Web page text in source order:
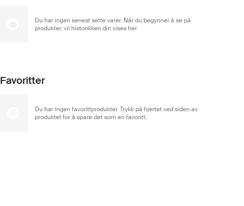
Du har ingen senest sette varer. Når du begynner å se på
produkter, vil historikken din vises her.
Favoritter
Du har ingen favorittprodukter. Trykk på hjertet ved siden av
produktet for å spare det som en favoritt.